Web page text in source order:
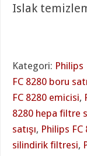
Islak
Kategori: Philips
FC 8280 boru
FC 8280 emicisi,
8280 hepa filtre
satışı, Philips
silindirik filtresi,